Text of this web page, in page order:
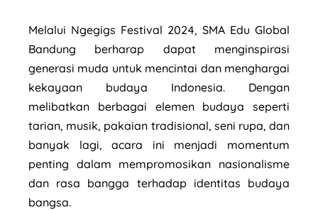
Melalui Ngegigs Festival 2024, SMA Edu Global
Bandung berharap dapat menginspirasi
generasi muda untuk mencintai dan menghargai
kekayaan budaya Indonesia. Dengan
melibatkan berbagai elemen budaya seperti
tarian, musik, pakaian tradisional, seni rupa, dan
banyak lagi, acara ini menjadi momentum
penting dalam mempromosikan nasionalisme
dan rasa bangga terhadap identitas budaya
bangsa.